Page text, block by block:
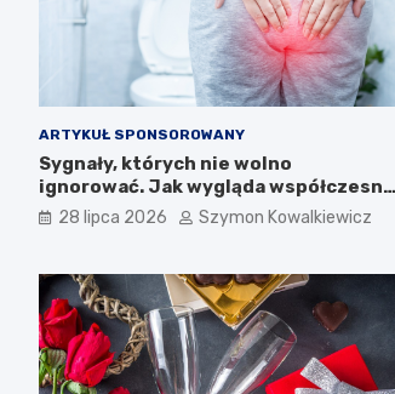
ARTYKUŁ SPONSOROWANY
Sygnały, których nie wolno
ignorować. Jak wygląda współczesna
diagnostyka i profilaktyka w
proktologii?
28 lipca 2026 Szymon Kowalkiewicz